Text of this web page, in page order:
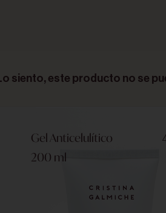
Lo siento, este producto no se
Gel Anticelulítico
200 ml